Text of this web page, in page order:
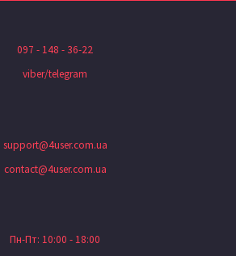
097 - 148 - 36-22
viber/telegram
support@4user.com.ua
contact@4user.com.ua
Пн-Пт: 10:00 - 18:00